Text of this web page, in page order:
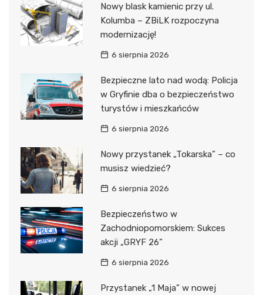
Nowy blask kamienic przy ul.
Kolumba – ZBiLK rozpoczyna
modernizację!
6 sierpnia 2026
Bezpieczne lato nad wodą: Policja
w Gryfinie dba o bezpieczeństwo
turystów i mieszkańców
6 sierpnia 2026
Nowy przystanek „Tokarska” – co
musisz wiedzieć?
6 sierpnia 2026
Bezpieczeństwo w
Zachodniopomorskiem: Sukces
akcji „GRYF 26”
6 sierpnia 2026
Przystanek „1 Maja” w nowej